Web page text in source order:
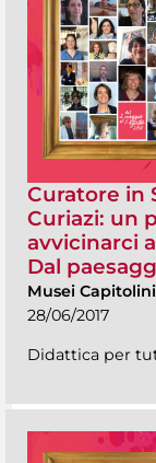
Curatore in
Curiazi: un
avvicinarci
Dal
Musei Capitolini
28/06/2017
Didattica per